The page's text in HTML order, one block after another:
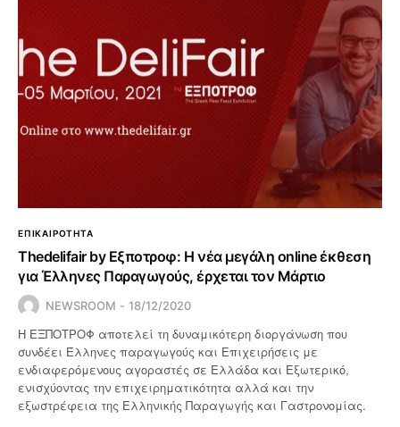
ΕΠΙΚΑΙΡΟΤΗΤΑ
Thedelifair by Εξποτροφ: Η νέα μεγάλη online έκθεση
για Έλληνες Παραγωγούς, έρχεται τον Μάρτιο
NEWSROOM 18/12/2020
Η ΕΞΠΟΤΡΟΦ αποτελεί τη δυναμικότερη διοργάνωση που
συνδέει Έλληνες παραγωγούς και Επιχειρήσεις με
ενδιαφερόμενους αγοραστές σε Ελλάδα και Εξωτερικό,
ενισχύοντας την επιχειρηματικότητα αλλά και την
εξωστρέφεια της Ελληνικής Παραγωγής και Γαστρονομίας.